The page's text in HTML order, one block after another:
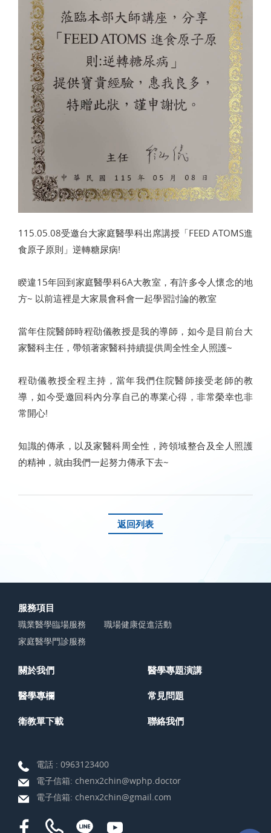
115.05.08受邀台大家庭醫學科出席講授「FEED ATOMS進
食原子原則」逆轉糖尿病!
睽違15年回到家庭醫學科6A大教室，有許多令人懷念的地
方~ 以前這裡是大家晨會科會一起學習討論的教室
當年住院醫師時程劭儀教授是我的導師，如今是目前台大
家醫科主任，帶領著家醫科持續提供周全性全人照護~
程劭儀教授全程主持，當年我們住院醫師接受老師的教
導，如今受邀回科內分享自己的專業心得，非常榮幸也非
常開心!
知識的傳承，以及家醫科周全性，跨領域整合及全人照護
的精神，就由我們一起努力傳承下去~
返回列表
服務項目
職業醫學臨場服務
職場健康促進活動
家庭醫學門診服務
關於我們 醫學專題演講
醫學專欄 常見問題
衛教單下載 聯絡我們
電話 : 0963123400
電子信箱: chenx2chin@wphp.doctor
電子信箱: chenx2chin@gmail.com